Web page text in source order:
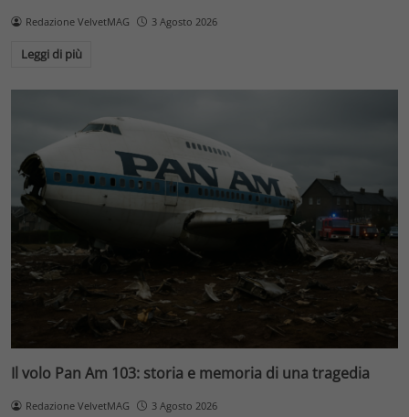
Redazione VelvetMAG 3 Agosto 2026
Leggi di più
Il volo Pan Am 103: storia e memoria di una tragedia
Redazione VelvetMAG 3 Agosto 2026